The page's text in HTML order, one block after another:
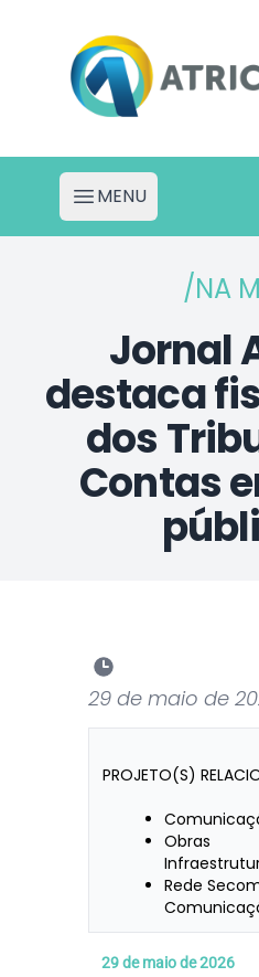
Atricon - Portal de
Abrir menu
MENU
/NA
Jornal
destaca
dos
Contas
29 de maio de
PROJETO(S)
Obras
Rede
29 de maio de 2026